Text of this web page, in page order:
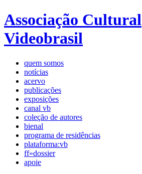
Associação Cultural
Videobrasil
quem somos
notícias
acervo
publicações
exposições
canal vb
coleção de autores
bienal
programa de residências
plataforma:vb
ff»dossier
apoie